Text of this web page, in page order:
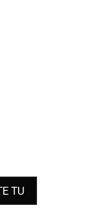
TU